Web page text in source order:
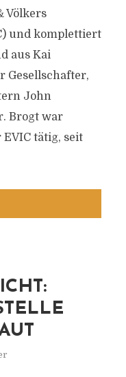
Völkers
und komplettiert
aus Kai
Gesellschafter,
John
Brogt war
tätig, seit